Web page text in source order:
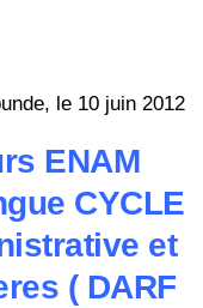
le 10 juin 2012
ENAM
CYCLE
et
( DARF